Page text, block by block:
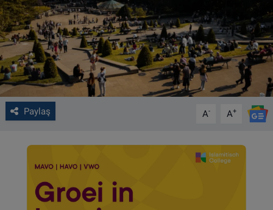
Paylaş A- A+
ALGEMENE VOORWAARDEN
CONTACT
Çerez Politikası